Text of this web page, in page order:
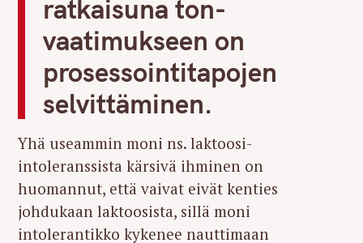
ratkaisuna ton-
vaatimukseen on
prosessointitapojen
selvittäminen.
Yhä useammin moni ns. laktoosi-
intoleranssista kärsivä ihminen on
huomannut, että vaivat eivät kenties
johdukaan laktoosista, sillä moni
intolerantikko kykenee nauttimaan